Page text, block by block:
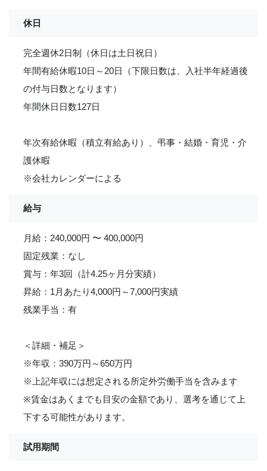
休日
完全週休2日制（休日は土日祝日）
年間有給休暇10日～20日（下限日数は、入社半年経過後
の付与日数となります）
年間休日日数127日
年次有給休暇（積立有給あり）、弔事・結婚・育児・介
護休暇
※会社カレンダーによる
給与
月給：240,000円 〜 400,000円
固定残業：なし
賞与：年3回（計4.25ヶ月分実績）
昇給：1月あたり4,000円～7,000円実績
残業手当：有
＜詳細・補足＞
※年収：390万円～650万円
※上記年収には想定される所定外労働手当を含みます
※賃金はあくまでも目安の金額であり、選考を通じて上
下する可能性があります。
試用期間